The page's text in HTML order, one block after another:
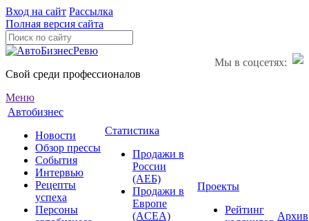
Вход на сайт Рассылка
Полная версия сайта
Мы в соцсетях:
Свой среди профессионалов
Меню
Автобизнес
Новости
Обзор прессы
События
Интервью
Рецепты
успеха
Персоны
Статистика
Продажи в
России
(АЕБ)
Продажи в
Европе
(ACEA)
Проекты
Рейтинг
Архив